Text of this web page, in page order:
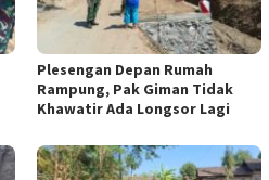
Plesengan Depan Rumah
Rampung, Pak Giman Tidak
Khawatir Ada Longsor Lagi